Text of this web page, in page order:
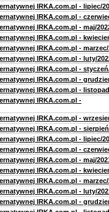
IRKA.com.pl - lipiec/
IRKA.com.pl -
IRKA.com.pl - maj/
IRKA.com.pl -
IRKA.com.pl - marzec/
IRKA.com.pl - luty/
IRKA.com.pl -
IRKA.com.pl -
IRKA.com.pl -
IRKA.com.pl -
IRKA.com.pl -
IRKA.com.pl -
IRKA.com.pl - lipiec/
IRKA.com.pl -
IRKA.com.pl - maj/
IRKA.com.pl -
IRKA.com.pl - marzec/
IRKA.com.pl - luty/
IRKA.com.pl -